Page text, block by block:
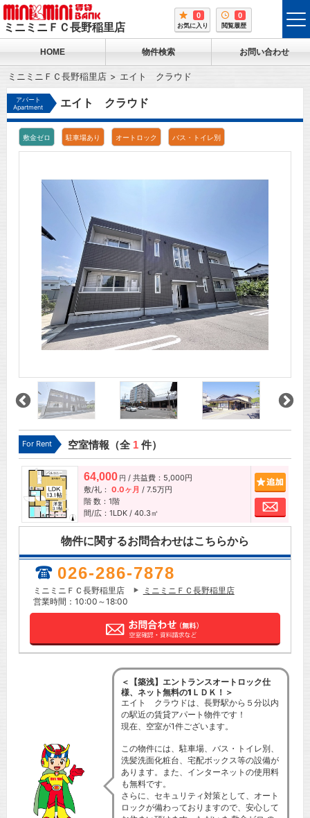
ミニミニＦＣ長野稲里店
0
お気に入り
0
閲覧履歴
HOME 物件検索 お問い合わせ
ミニミニＦＣ長野稲里店 エイト クラウド
アパート
Apartment
エイト クラウド
敷金ゼロ 駐車場あり オートロック バス・トイレ別
For Rent 空室情報（全 1件）
64,000 円 / 共益費：5,000円
敷/礼： 0.0ヶ月 / 7.5万円
階 数：1階
間/広：1LDK / 40.3㎡
お問
物件に関するお問合わせはこちらから
026-286-7878
ミニミニＦＣ長野稲里店
ミニミニＦＣ長野稲里店
営業時間：10:00～18:00
＜【築浅】エントランスオートロック仕
様、ネット無料の1ＬＤＫ！＞
エイト クラウドは、長野駅から５分以内
の駅近の賃貸アパート物件です！
現在、空室が1件ございます。
この物件には、駐車場、バス・トイレ別、
洗髪洗面化粧台、宅配ボックス等の設備が
あります。また、インターネットの使用料
も無料です。
さらに、セキュリティ対策として、オート
ロックが備わっておりますので、安心して